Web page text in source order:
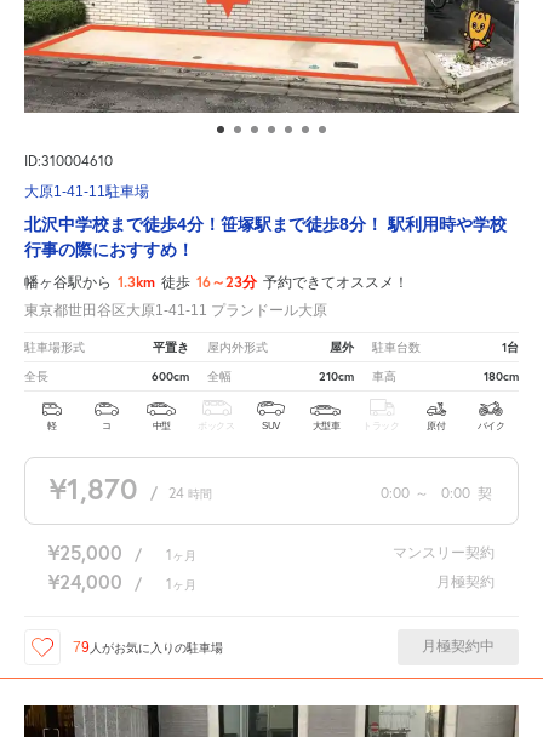
ID:310004610
大原1-41-11駐車場
北沢中学校まで徒歩4分！笹塚駅まで徒歩8分！ 駅利用時や学校
行事の際におすすめ！
幡ヶ谷駅から 1.3km 徒歩 16～23分 予約できてオススメ！
東京都世田谷区大原1-41-11 プランドール大原
駐車場形式 平置き 屋内外形式 屋外 駐車台数 1台
全長 600cm 全幅 210cm 車高 180cm
軽 コ 中型 ボックス SUV 大型車 トラック 原付 バイク
¥1,870 / 24 時間 0:00 ～ 0:00 契
¥25,000 / 1 ヶ月 マンスリー契約
¥24,000 / 1 ヶ月 月極契約
79 人がお気に入りの駐車場 月極契約中